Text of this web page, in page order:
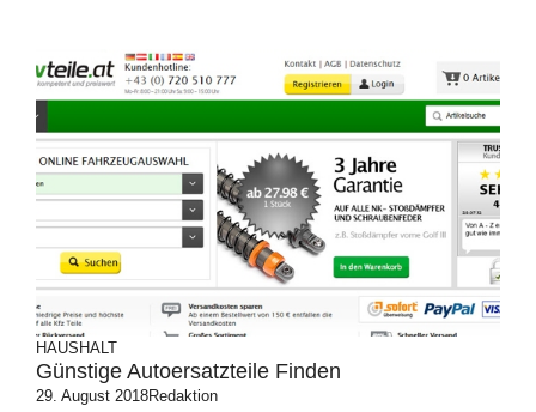
HAUSHALT
Günstige Autoersatzteile Finden
29. August 2018Redaktion